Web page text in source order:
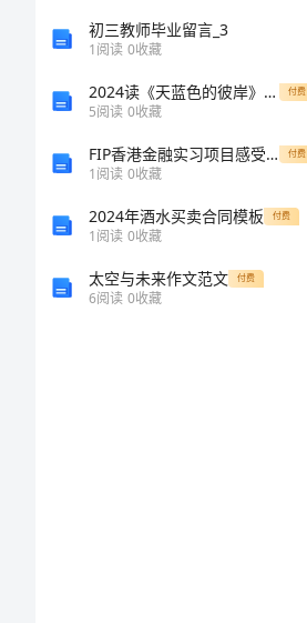
桢，
舫，
初三教师毕业留言_3
1阅读 0收藏
2024读《天蓝色的彼岸》有感 付费
5阅读 0收藏
FIP香港金融实习项目感受[修改版] 付费
1阅读 0收藏
2024年酒水买卖合同模板 付费
1阅读 0收藏
太空与未来作文范文 付费
6阅读 0收藏